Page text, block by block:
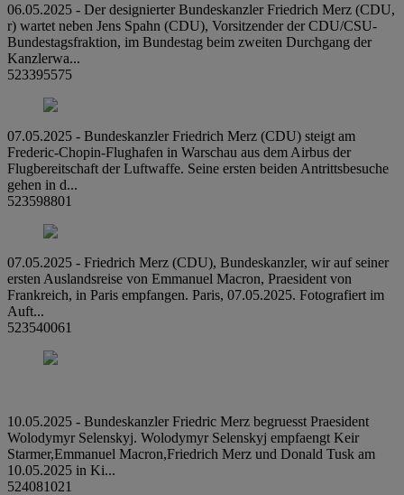
06.05.2025 - Der designierter Bundeskanzler Friedrich Merz (CDU,
r) wartet neben Jens Spahn (CDU), Vorsitzender der CDU/CSU-
Bundestagsfraktion, im Bundestag beim zweiten Durchgang der
Kanzlerwa...
523395575
07.05.2025 - Bundeskanzler Friedrich Merz (CDU) steigt am
Frederic-Chopin-Flughafen in Warschau aus dem Airbus der
Flugbereitschaft der Luftwaffe. Seine ersten beiden Antrittsbesuche
gehen in d...
523598801
07.05.2025 - Friedrich Merz (CDU), Bundeskanzler, wir auf seiner
ersten Auslandsreise von Emmanuel Macron, Praesident von
Frankreich, in Paris empfangen. Paris, 07.05.2025. Fotografiert im
Auft...
523540061
10.05.2025 - Bundeskanzler Friedric Merz begruesst Praesident
Wolodymyr Selenskyj. Wolodymyr Selenskyj empfaengt Keir
Starmer,Emmanuel Macron,Friedrich Merz und Donald Tusk am
10.05.2025 in Ki...
524081021